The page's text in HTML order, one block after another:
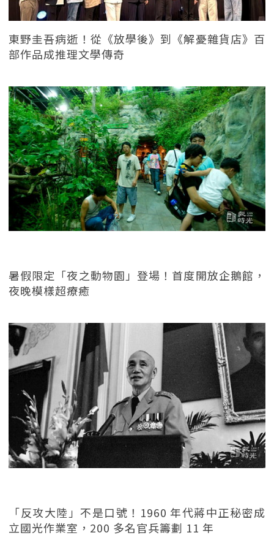
東野圭吾病逝！從《放學後》到《解憂雜貨店》百
部作品成推理文學傳奇
暑假限定「夜之動物園」登場！首度開放企鵝館，
夜晚模樣超療癒
「反攻大陸」不是口號！1960 年代蔣中正秘密成
立國光作業室，200 多名官兵籌劃 11 年